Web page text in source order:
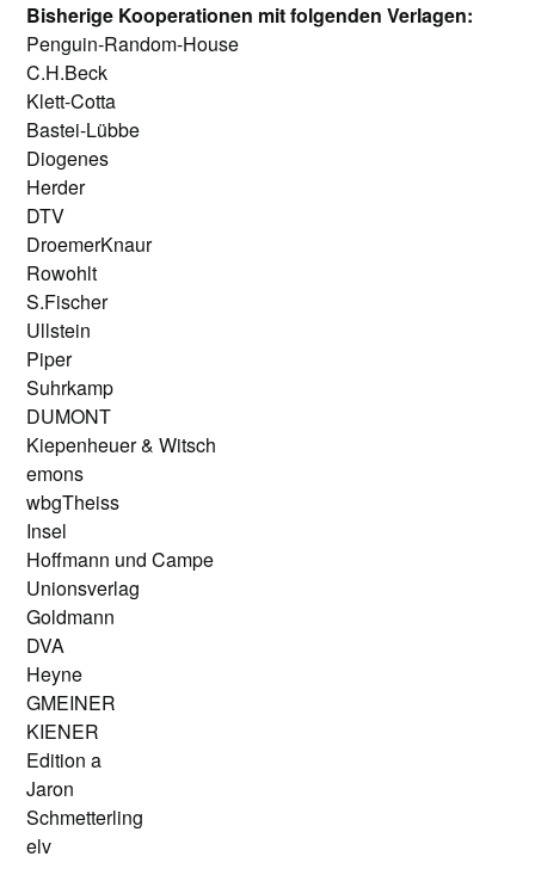
Bisherige Kooperationen mit folgenden Verlagen:
Penguin-Random-House
C.H.Beck
Klett-Cotta
Bastei-Lübbe
Diogenes
Herder
DTV
DroemerKnaur
Rowohlt
S.Fischer
Ullstein
Piper
Suhrkamp
DUMONT
Kiepenheuer & Witsch
emons
wbgTheiss
Insel
Hoffmann und Campe
Unionsverlag
Goldmann
DVA
Heyne
GMEINER
KIENER
Edition a
Jaron
Schmetterling
elv